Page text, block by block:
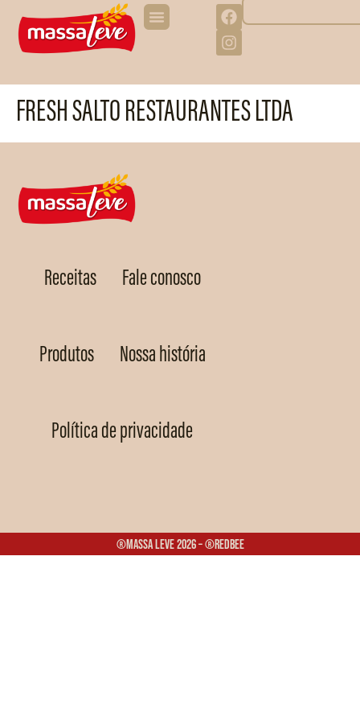
FRESH SALTO RESTAURANTES LTDA
Receitas Fale conosco
Produtos Nossa história
Política de privacidade
®Massa Leve 2026 – ®Redbee